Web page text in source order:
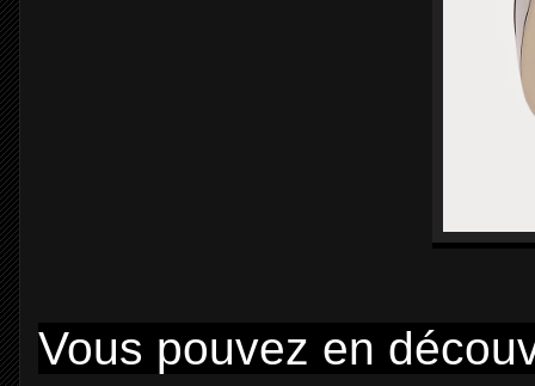
Vous pouvez en